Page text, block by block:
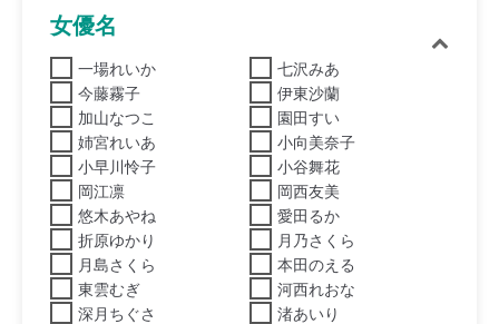
女優名
一場れいか
七沢みあ
今藤霧子
伊東沙蘭
加山なつこ
園田すい
姉宮れいあ
小向美奈子
小早川怜子
小谷舞花
岡江凛
岡西友美
悠木あやね
愛田るか
折原ゆかり
月乃さくら
月島さくら
本田のえる
東雲むぎ
河西れおな
深月ちぐさ
渚あいり